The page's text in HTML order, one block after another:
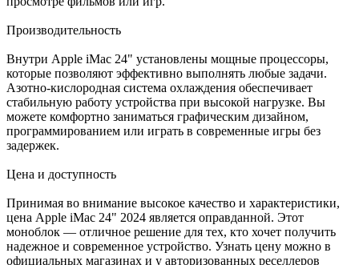
Производительность
Внутри Apple iMac 24" установлены мощные процессоры,
которые позволяют эффективно выполнять любые задачи.
Азотно-кислородная система охлаждения обеспечивает
стабильную работу устройства при высокой нагрузке. Вы
можете комфортно заниматься графическим дизайном,
программированием или играть в современные игры без
задержек.
Цена и доступность
Принимая во внимание высокое качество и характеристики,
цена Apple iMac 24" 2024 является оправданной. Этот
моноблок — отличное решение для тех, кто хочет получить
надежное и современное устройство. Узнать цену можно в
официальных магазинах и у авторизованных реселлеров